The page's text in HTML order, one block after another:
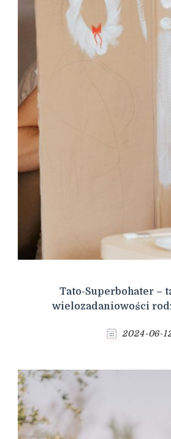
Tato-Superbohater –
wielozadaniowości
2024-06-